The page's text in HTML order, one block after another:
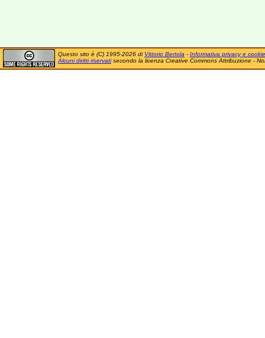
Questo sito è (C) 1995-2026 di Vittorio Bertola - Informativa privacy e cookie
Alcuni diritti riservatisecondo la licenza Creative Commons Attribuzione -